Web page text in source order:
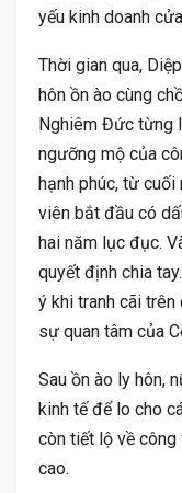
yếu kinh doanh
Thời gian qua,
hôn ồn ào cùng
Nghiêm Đức từng
ngưỡng mộ của
hạnh phúc, từ cuối
viên bắt đầu có
hai năm lục đục.
quyết định chia
ý khi tranh cãi trên
sự quan tâm của
Sau ồn ào ly hôn,
kinh tế để lo cho
còn tiết lộ về công
cao.